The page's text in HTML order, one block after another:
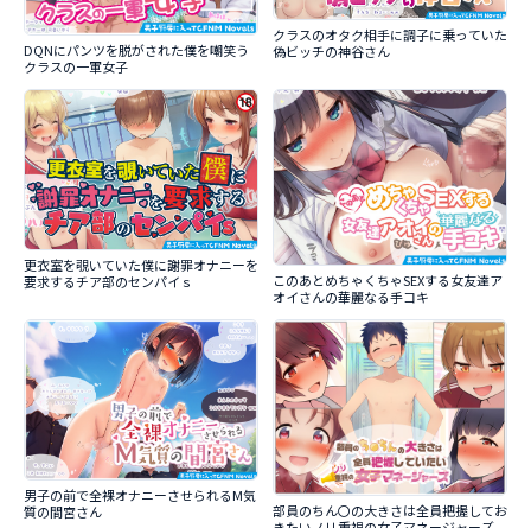
DQNにパンツを脱がされた僕を嘲笑う
クラスの一軍女子
クラスのオタク相手に調子に乗っていた
偽ビッチの神谷さん
更衣室を覗いていた僕に謝罪オナニーを
要求するチア部のセンパイｓ
このあとめちゃくちゃSEXする女友達ア
オイさんの華麗なる手コキ
男子の前で全裸オナニーさせられるM気
質の間宮さん
部員のちん〇の大きさは全員把握してお